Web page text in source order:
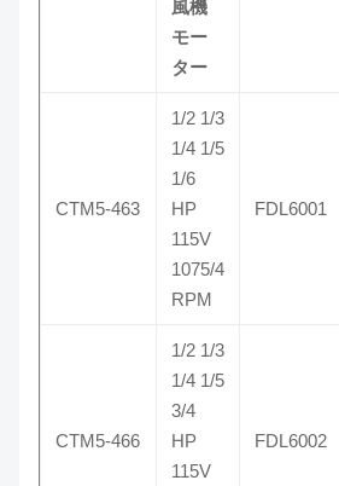
風機
モー
ター
CTM5-463
1/2 1/3
1/4 1/5
1/6
HP
115V
1075/4
RPM
FDL6001
CTM5-466
1/2 1/3
1/4 1/5
3/4
HP
115V
FDL6002